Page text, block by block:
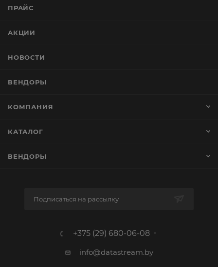
ПРАЙС
АКЦИИ
НОВОСТИ
ВЕНДОРЫ
КОМПАНИЯ
КАТАЛОГ
ВЕНДОРЫ
Подписаться на рассылку
+375 (29) 680-06-08
info@datastream.by